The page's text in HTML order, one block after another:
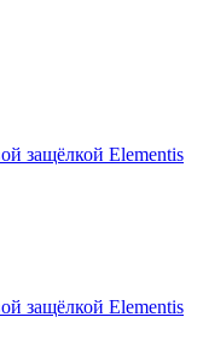
защёлкой Elementis
защёлкой Elementis